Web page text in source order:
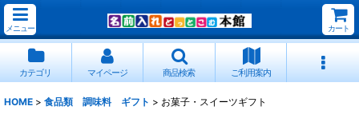
メニュー カート
カテゴリ マイページ 商品検索 ご利用案内
HOME > 食品類 調味料 ギフト > お菓子・スイーツギフト